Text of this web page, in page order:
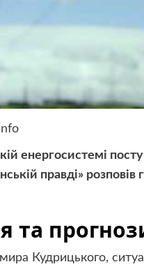
енергосистемі
правді»
та
Кудрицького,